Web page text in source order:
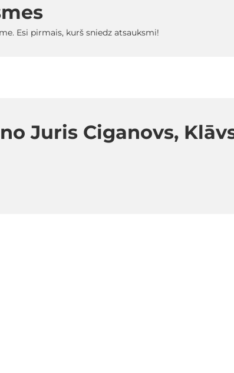
Esi pirmais, kurš sniedz atsauksmi!
Juris Ciganovs,